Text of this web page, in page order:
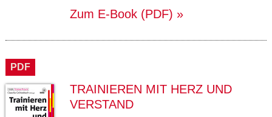
Zum E-Book (PDF)
PDF
TRAINIEREN MIT HERZ UND
VERSTAND